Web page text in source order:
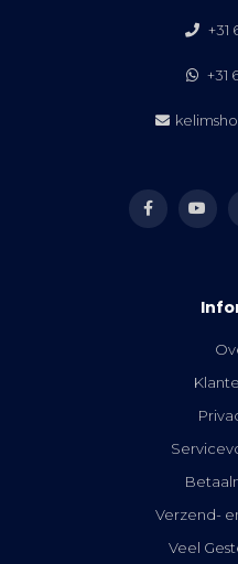
+31
+31
Verzend-
Veel